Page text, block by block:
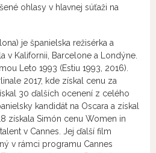
ohlasy v hlavnej súťaži na
je španielska režisérka a
v Kalifornii, Barcelone a Londýne.
Leto 1993 (Estiu 1993, 2016).
2017, kde získal cenu za
30 ďalších ocenení z celého
kandidát na Oscara a získal
získala Simón cenu Women in
v Cannes. Jej ďalší film
v rámci programu Cannes